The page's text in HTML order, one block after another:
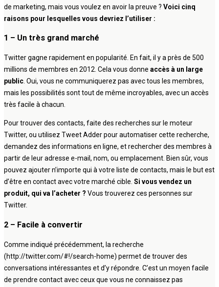
de marketing, mais vous voulez en avoir la preuve ? Voici cinq
raisons pour lesquelles vous devriez l’utiliser :
1 – Un très grand marché
Twitter gagne rapidement en popularité. En fait, il y a près de 500
millions de membres en 2012. Cela vous donne accès à un large
public. Oui, vous ne communiquerez pas avec tous les membres,
mais les possibilités sont tout de même incroyables, avec un accès
très facile à chacun.
Pour trouver des contacts, faite des recherches sur le moteur
Twitter, ou utilisez Tweet Adder pour automatiser cette recherche,
demandez des informations en ligne, et rechercher des membres à
partir de leur adresse e-mail, nom, ou emplacement. Bien sûr, vous
pouvez ajouter n’importe qui à votre liste de contacts, mais le but est
d’être en contact avec votre marché cible. Si vous vendez un
produit, qui va l’acheter ? Vous trouverez ces personnes sur
Twitter.
2 – Facile à convertir
Comme indiqué précédemment, la recherche
(http://twitter.com/#!/search-home) permet de trouver des
conversations intéressantes et d’y répondre. C’est un moyen facile
de prendre contact avec ceux que vous ne connaissez pas